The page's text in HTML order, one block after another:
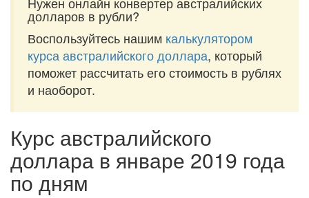
долларов в рубли?
Воспользуйтесь нашим калькулятором
курса австралийского доллара, который
поможет рассчитать его стоимость в рублях
и наоборот.
Курс австралийского
доллара в январе 2019 года
по дням